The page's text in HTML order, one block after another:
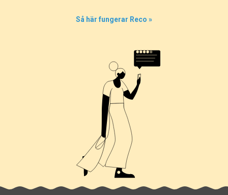
Så här fungerar Reco »